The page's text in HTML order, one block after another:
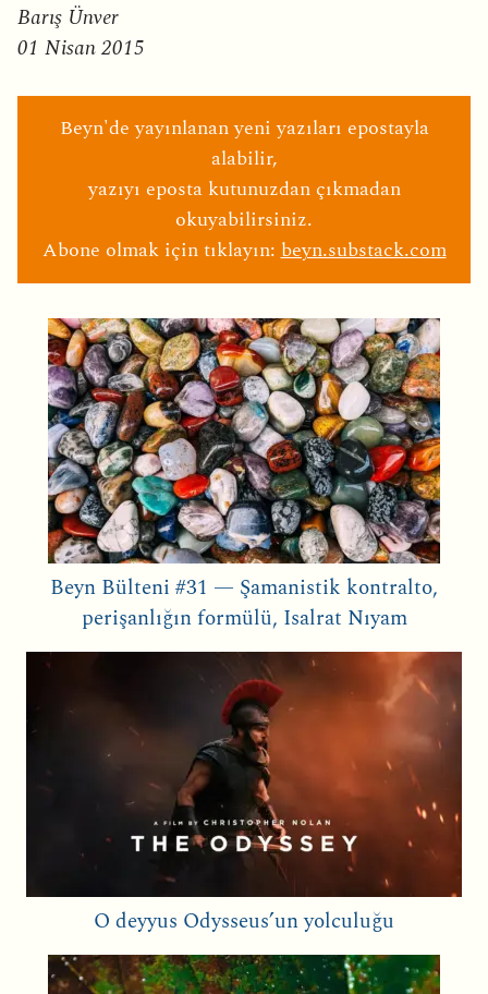
Barış Ünver
01 Nisan 2015
Beyn'de yayınlanan yeni yazıları epostayla
alabilir,
yazıyı eposta kutunuzdan çıkmadan
okuyabilirsiniz.
Abone olmak için tıklayın:beyn.substack.com
Beyn Bülteni #31 — Şamanistik kontralto,
perişanlığın formülü, Isalrat Nıyam
O deyyus Odysseus’un yolculuğu